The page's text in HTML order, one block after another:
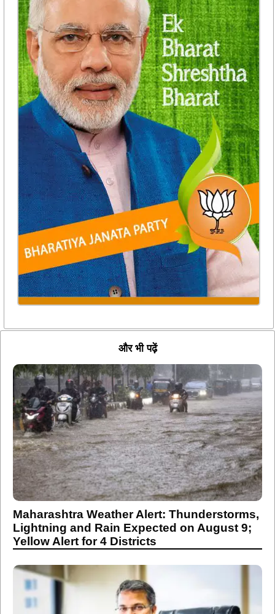
और भी पढ़ें
Maharashtra Weather Alert: Thunderstorms,
Lightning and Rain Expected on August 9;
Yellow Alert for 4 Districts